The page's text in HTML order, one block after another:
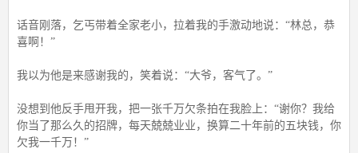
话音刚落，乞丐带着全家老小，拉着我的手激动地说：“林总，恭
喜啊！”
我以为他是来感谢我的，笑着说：“大爷，客气了。”
没想到他反手甩开我，把一张千万欠条拍在我脸上：“谢你？我给
你当了那么久的招牌，每天兢兢业业，换算二十年前的五块钱，你
欠我一千万！”